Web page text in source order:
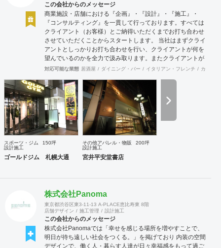
この会社からのメッセージ
商業施設・店舗における『企画』・『設計』・『施工』・
『コンサルティング』を一貫して行っております。すべては
クライアント（お客様）とご納得いただくまでお打ち合わせ
させていただくことからスタートします。 当社はまずクライ
アントとしっかりお打ち合わせを行い、クライアントが何を
望んでいるのかを全力で汲み取ります。またクライアントが
思い描いていることをどのように表現していいのかお困りの
培ってきた当社ならではのノウハウでご提案いたします。
対応可能な業態 居酒屋 ダイニング・バー イタリアン・フレンチ カフェ
スポーツ・ジム
150坪
設計施工
ゴールドジム 札幌大通
その他アパレル・物販
200坪
設計施工
宮井平安堂書店
株式会社Panoma
東京都渋谷区東3-11-13 A-PLACE恵比寿東 8階
店舗デザイン
施工管理 設計施工
この会社からのメッセージ
株式会社Panomaでは「幸せを感じる場所を増やすことで、
明日が待ち遠しい社会をつくる。」を掲げており 内装の空間
デザインで、働く人・暮らす人達が日々幸福感をもって過ご